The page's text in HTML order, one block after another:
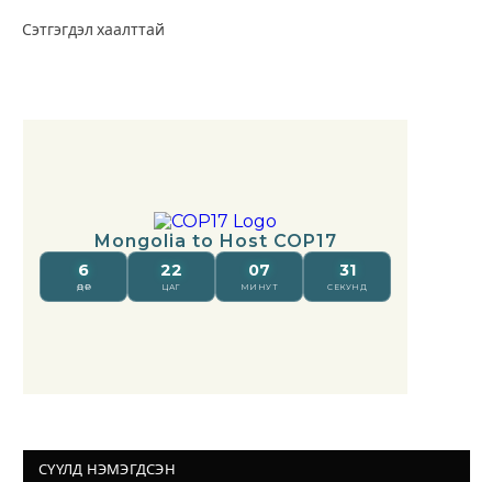
Сэтгэгдэл хаалттай
СҮҮЛД НЭМЭГДСЭН